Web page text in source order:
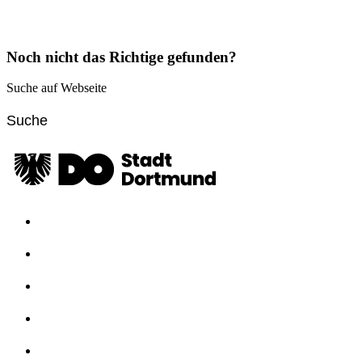
Noch nicht das Richtige gefunden?
Suche auf Webseite